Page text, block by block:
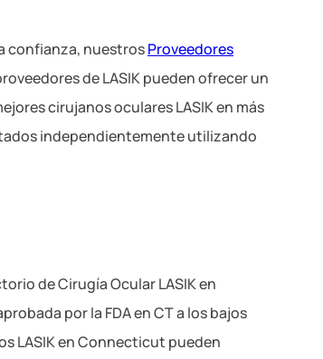
confianza, nuestrosProveedores
de LASIK pueden ofrecer un
cirujanos oculares LASIK en más
independientemente utilizando
de Cirugía Ocular LASIK en
por la FDA en CT a los bajos
LASIK en Connecticut pueden